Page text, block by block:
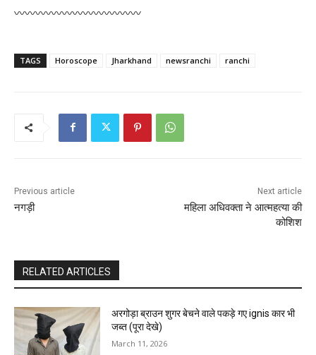
〰〰〰〰〰〰〰〰〰〰〰〰
TAGS Horoscope Jharkhand newsranchi ranchi
Previous article
नगड़ी
Next article
महिला अधिवक्ता ने आत्महत्या की
कोशिश
RELATED ARTICLES
अरगोड़ा ब्राउन शुगर बेचने वाले पकड़े गए ignis कार भी
जब्त (पूरा देखे)
March 11, 2026